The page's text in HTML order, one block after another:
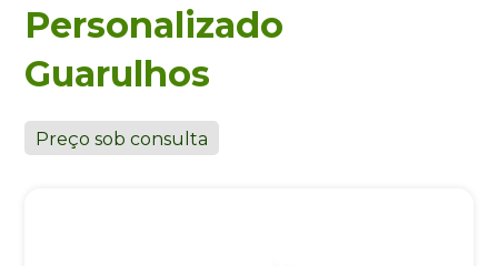
Personalizado
Guarulhos
Preço sob consulta
+55